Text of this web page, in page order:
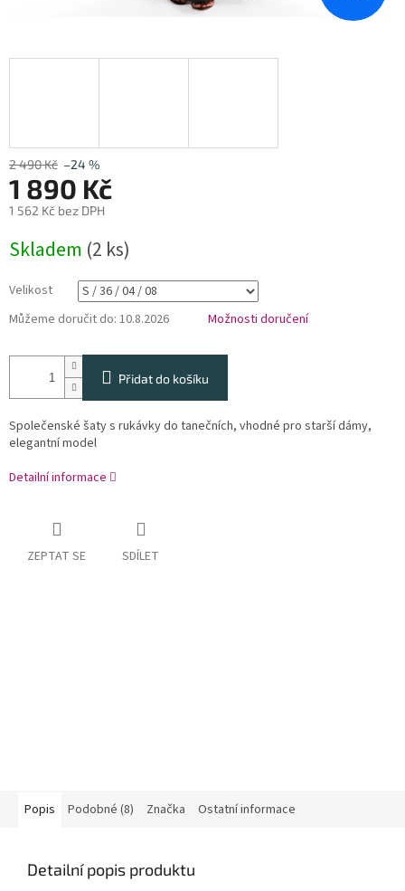
2 490 Kč –24 %
1 890 Kč
1 562 Kč bez DPH
cena:
Skladem (2 ks)
Velikost
Můžeme doručit do: 10.8.2026 Možnosti doručení
Přidat do košíku
Společenské šaty s rukávky do tanečních, vhodné pro starší dámy,
elegantní model
Detailní informace
ZEPTAT SE SDÍLET
Popis Podobné (8) Značka Ostatní informace
Detailní popis produktu